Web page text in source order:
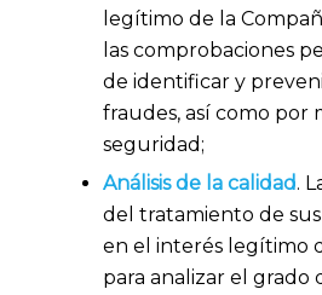
legítimo de la
las comprobaciones
de identificar y
fraudes, así como por
seguridad;
Análisis de la calidad.
del tratamiento de
en el interés legítimo
para analizar el grado